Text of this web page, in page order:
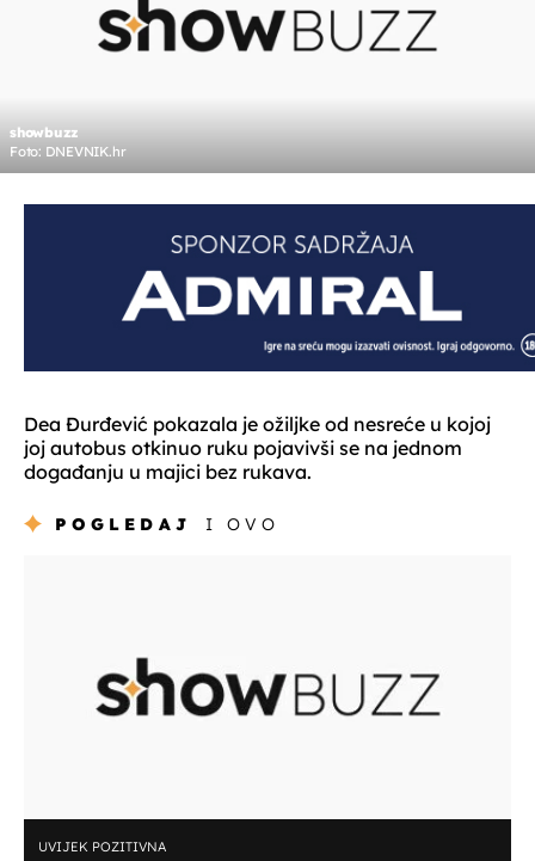
showbuzz
Foto: DNEVNIK.hr
Dea Đurđević pokazala je ožiljke od nesreće u kojoj
joj autobus otkinuo ruku pojavivši se na jednom
događanju u majici bez rukava.
POGLEDAJ I OVO
UVIJEK POZITIVNA